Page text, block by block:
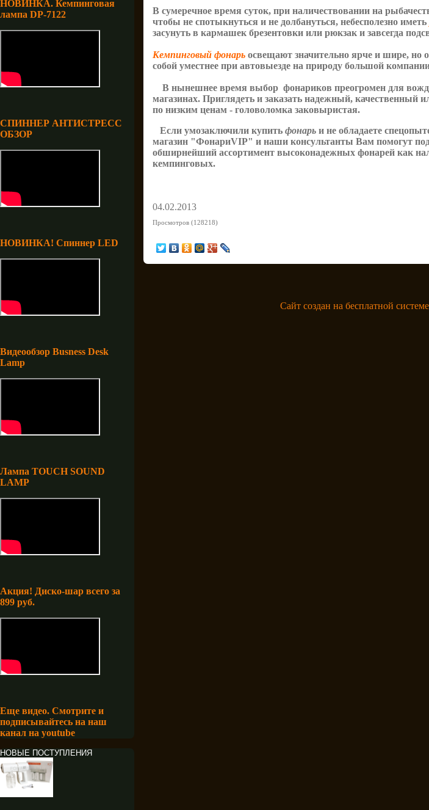
НОВИНКА. Кемпинговая
лампа DP-7122
СПИННЕР АНТИСТРЕСС
ОБЗОР
НОВИНКА! Спиннер LED
Видеообзор Busness Desk
Lamp
Лампа TOUCH SOUND
LAMP
Акция! Диско-шар всего за
899 руб.
Еще видео. Смотрите и
подписывайтесь на наш
канал на youtube
НОВЫЕ ПОСТУПЛЕНИЯ
В сумеречное время суток, при наличествовании на
чтобы не спотыкнуться и не долбануться, небесполезно иметь
засунуть в кармашек брезентовки или рюкзак и завсегда
Кемпинговый фонарь освещают значительно ярче и шире, но
собой уместнее при автовыезде на природу большой
В нынешнее время выбор фонариков преогромен для
магазинах. Приглядеть и заказать надежный, качественный
по низким ценам - головоломка заковыристая.
Если умозаключили купить фонарь и не обладаете
магазин "ФонариVIP" и наши консультанты Вам помогут
обширнейший ассортимент высоконадежных фонарей как
кемпинговых.
04.02.2013
Просмотров (128218)
Сайт создан на бесплатной